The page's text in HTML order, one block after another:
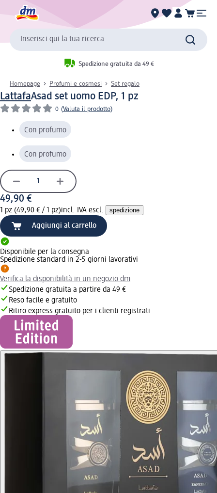
Inserisci qui la tua ricerca
Spedizione gratuita da 49 €
Homepage Profumi e cosmesi Set regalo
LattafaAsad set uomo EDP, 1 pz
0 (Valuta il prodotto)
Con profumo
Con profumo
49,90 €
1 pz (49,90 € / 1 pz)incl. IVA escl. spedizione
Aggiungi al carrello
Disponibile per la consegna
Spedizione standard in 2-5 giorni lavorativi
Verifica la disponibilità in un negozio dm
Spedizione gratuita a partire da 49 €
Reso facile e gratuito
Ritiro express gratuito per i clienti registrati